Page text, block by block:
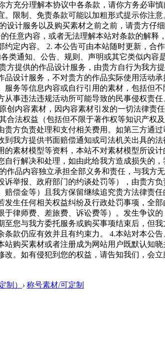
充分理解本协议中各条款，请你方务必审
限制、免责条款可能以加粗形式提示你注
计服务以及购买素材之前之前，请贵方仔
意内容，或者无法理解本站对条款的解释
定内容。 2. 本公告可由本站随时更新，合
类通知、公告、规则、声明或其它类似内
提供的作品设计服务，由贵方自行为我方
设计服务，不对贵方的作品实际使用活动
务等信息内容或自行引用的素材，包括但
事违法违规活动所可能导致的民事侵权责
内容素材，因内容素材引发的一切法律责
法权益（包括但不限于著作权等知识产权
方负责处理和支付相关费用。如第三方通
我方提供书面赔偿通知或司法机关出具的
素材模型等资料，本站不对素材模型所设
行解决和处理，如由此给我方造成损失的
品内容独立承担全部义务和责任，与我方
举报、政府部门的约谈处罚等），由贵方
偿金等）且我方保留继续追究贵方法律责
生任何相关权益纠纷及行政处罚事项，全
律师费、差旅费、诉讼费等）。发生争议
您与我方委托服务或购买事项结束后，但
款仍应有效并且有约束力。 4.本站对本公
购买素材或者注册成为网站用户既默认知
。如有侵犯到您的权益，请告知我们，会立
制） › 称号素材/可定制